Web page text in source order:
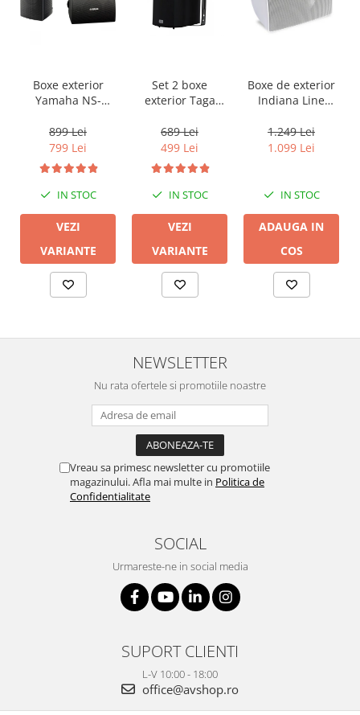
Boxe exterior
Yamaha NS-
899 Lei
799 Lei
IN STOC
VEZI
VARIANTE
Set 2 boxe
exterior Taga
415 V.2
689 Lei
499 Lei
IN STOC
VEZI
VARIANTE
Boxe de exterior
Indiana Line
1.249 Lei
1.099 Lei
IN STOC
ADAUGA IN
COS
NEWSLETTER
Nu rata ofertele si promotiile noastre
Vreau sa primesc newsletter cu promotiile
magazinului. Afla mai multe in Politica de
Confidentialitate
SOCIAL
Urmareste-ne in social media
SUPORT CLIENTI
L-V 10:00 - 18:00
office@avshop.ro